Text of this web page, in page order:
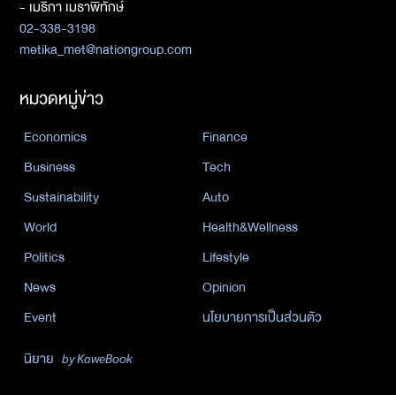
- เมธิกา เมธาพิทักษ์
02-338-3198
metika_met@nationgroup.com
หมวดหมู่ข่าว
Economics
Finance
Business
Tech
Sustainability
Auto
World
Health&Wellness
Politics
Lifestyle
News
Opinion
Event
นโยบายการเป็นส่วนตัว
นิยาย by KaweBook